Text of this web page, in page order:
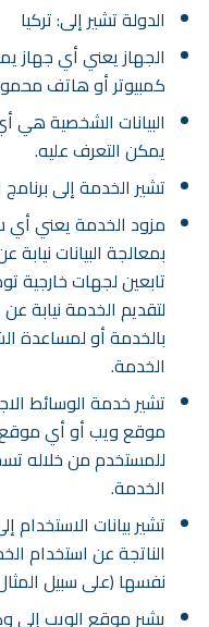
الدولة تشير إلى: تركيا
الجهاز يعني أي جهاز
كمبيوتر أو هاتف
البيانات الشخصية هي
يمكن التعرف عليه.
تشير الخدمة إلى
مزود الخدمة يعني
بمعالجة البيانات
تابعين لجهات خارجية
لتقديم الخدمة نيابة
بالخدمة أو لمساعدة
الخدمة.
تشير خدمة الوسائط
موقع ويب أو أي موقع
للمستخدم من خلاله
الخدمة.
تشير بيانات الاستخدام
الناتجة عن استخدام
نفسها (على سبيل
يشير موقع الويب إلى